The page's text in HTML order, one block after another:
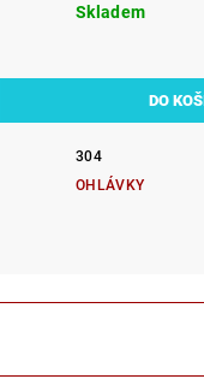
Skladem
304
OHLÁVKY